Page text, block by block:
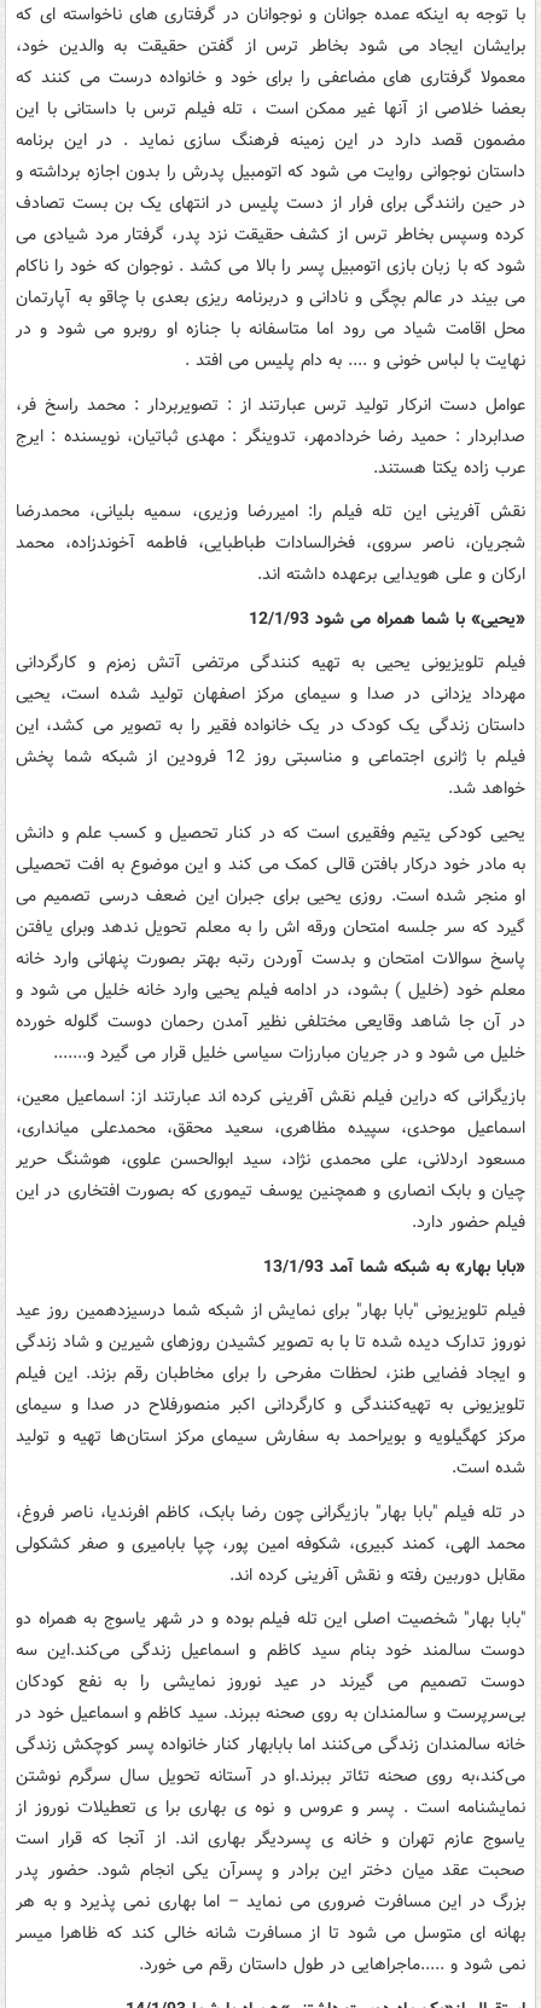
با توجه به اینکه عمده جوانان و نوجوانان در گرفتاری های ناخواسته ای که
برایشان ایجاد می شود بخاطر ترس از گفتن حقیقت به والدین خود،
معمولا گرفتاری های مضاعفی را برای خود و خانواده درست می کنند که
بعضا خلاصی از آنها غیر ممکن است ، تله فیلم ترس با داستانی با این
مضمون قصد دارد در این زمینه فرهنگ سازی نماید . در این برنامه
داستان نوجوانی روایت می شود که اتومبیل پدرش را بدون اجازه برداشته و
در حین رانندگی برای فرار از دست پلیس در انتهای یک بن بست تصادف
کرده وسپس بخاطر ترس از کشف حقیقت نزد پدر، گرفتار مرد شیادی می
شود که با زبان بازی اتومبیل پسر را بالا می کشد . نوجوان که خود را ناکام
می بیند در عالم بچگی و نادانی و دربرنامه ریزی بعدی با چاقو به آپارتمان
محل اقامت شیاد می رود اما متاسفانه با جنازه او روبرو می شود و در
نهایت با لباس خونی و .... به دام پلیس می افتد .
عوامل دست انرکار تولید ترس عبارتند از : تصویربردار : محمد راسخ فر،
صدابردار : حمید رضا خردادمهر، تدوینگر : مهدی ثباتیان، نویسنده : ایرج
عرب زاده یکتا هستند.
نقش آفرینی این تله فیلم را: امیررضا وزیری، سمیه بلیانی، محمدرضا
شجریان، ناصر سروی، فخرالسادات طباطبایی، فاطمه آخوندزاده، محمد
ارکان و علی هویدایی برعهده داشته اند.
«یحیی» با شما همراه می شود 12/1/93
فیلم تلویزیونی یحیی به تهیه کنندگی مرتضی آتش زمزم و کارگردانی
مهرداد یزدانی در صدا و سیمای مرکز اصفهان تولید شده است، یحیی
داستان زندگی یک کودک در یک خانواده فقیر را به تصویر می کشد، این
فیلم با ژانری اجتماعی و مناسبتی روز 12 فرودین از شبکه شما پخش
خواهد شد.
یحیی کودکی یتیم وفقیری است که در کنار تحصیل و کسب علم و دانش
به مادر خود درکار بافتن قالی کمک می کند و این موضوع به افت تحصیلی
او منجر شده است. روزی یحیی برای جبران این ضعف درسی تصمیم می
گیرد که سر جلسه امتحان ورقه اش را به معلم تحویل ندهد وبرای یافتن
پاسخ سوالات امتحان و بدست آوردن رتبه بهتر بصورت پنهانی وارد خانه
معلم خود (خلیل ) بشود، در ادامه فیلم یحیی وارد خانه خلیل می شود و
در آن جا شاهد وقایعی مختلفی نظیر آمدن رحمان دوست گلوله خورده
خلیل می شود و در جریان مبارزات سیاسی خلیل قرار می گیرد و.......
بازیگرانی که دراین فیلم نقش آفرینی کرده اند عبارتند از: اسماعیل معین،
اسماعیل موحدی، سپیده مظاهری، سعید محقق، محمدعلی میانداری،
مسعود اردلانی، علی محمدی نژاد، سید ابوالحسن علوی، هوشنگ حریر
چیان و بابک انصاری و همچنین یوسف تیموری که بصورت افتخاری در این
فیلم حضور دارد.
«بابا بهار» به شبکه شما آمد 13/1/93
فیلم تلویزیونی "بابا بهار" برای نمایش از شبکه شما درسیزدهمین روز عید
نوروز تدارک دیده شده تا با به تصویر کشیدن روزهای شیرین و شاد زندگی
و ایجاد فضایی طنز، لحظات مفرحی را برای مخاطبان رقم بزند. این فیلم
تلویزیونی به تهیه‌کنندگی و کارگردانی اکبر منصورفلاح در صدا و سیمای
مرکز کهگیلویه و بویراحمد به سفارش سیمای مرکز استان‌ها تهیه و تولید
شده است.
در تله فیلم "بابا بهار" بازیگرانی چون رضا بابک، کاظم افرندیا، ناصر فروغ،
محمد الهی، کمند کبیری، شکوفه امین پور، چپا بابامیری و صفر کشکولی
مقابل دوربین رفته و نقش آفرینی کرده اند.
"بابا بهار" شخصیت اصلی این تله فیلم بوده و در شهر یاسوج به همراه دو
دوست سالمند خود بنام سید کاظم و اسماعیل زندگی می‌کند.این سه
دوست تصمیم می گیرند در عید نوروز نمایشی را به نفع کودکان
بی‌سرپرست و سالمندان به روی صحنه ببرند. سید کاظم و اسماعیل خود در
خانه سالمندان زندگی می‌کنند اما بابابهار کنار خانواده پسر کوچکش زندگی
می‌کند،به روی صحنه تئاتر ببرند.او در آستانه تحویل سال سرگرم نوشتن
نمایشنامه است . پسر و عروس و نوه ی بهاری برا ی تعطیلات نوروز از
یاسوج عازم تهران و خانه ی پسردیگر بهاری اند. از آنجا که قرار است
صحبت عقد میان دختر این برادر و پسرآن یکی انجام شود. حضور پدر
بزرگ در این مسافرت ضروری می نماید – اما بهاری نمی پذیرد و به هر
بهانه ای متوسل می شود تا از مسافرت شانه خالی کند که ظاهرا میسر
نمی شود و .....ماجراهایی در طول داستان رقم می خورد.